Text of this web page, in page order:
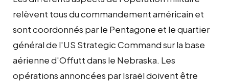
relèvent tous du commandement américain et
sont coordonnés par le Pentagone et le quartier
général de l'US Strategic Command sur la base
aérienne d'Offutt dans le Nebraska. Les
opérations annoncées par Israël doivent être